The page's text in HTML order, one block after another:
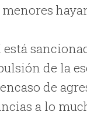
de la
de
a lo